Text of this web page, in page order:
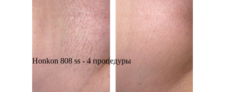
Honkon 808 ss - 4 процедуры